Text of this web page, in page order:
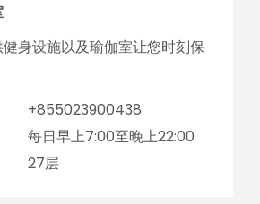
身设施以及瑜伽室让您时刻保
+855023900438
每日早上7:00至晚上22:00
27层